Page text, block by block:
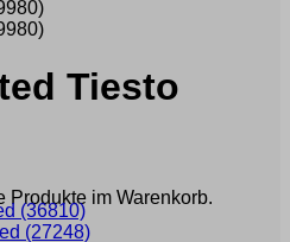
Produkte im Warenkorb.
Tiesto